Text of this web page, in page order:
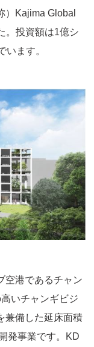
）Kajima Global
。投資額は1億シ
います。
空港であるチャン
いチャンギビジ
兼備した延床面積
発事業です。KD